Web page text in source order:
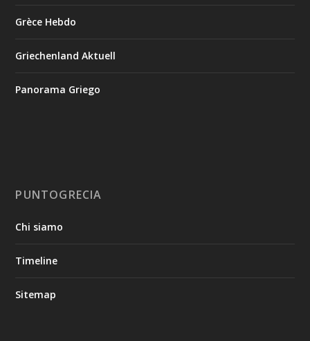
Grèce Hebdo
Griechenland Aktuell
Panorama Griego
PUNTOGRECIA
Chi siamo
Timeline
Sitemap